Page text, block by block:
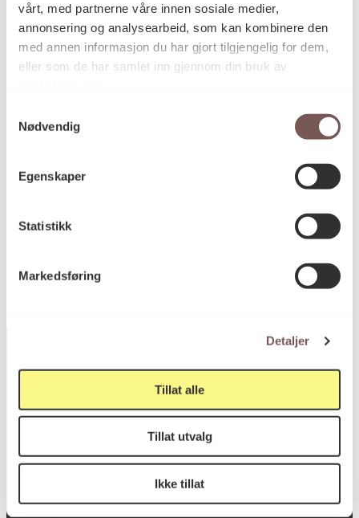
vårt, med partnerne våre innen sosiale medier,
annonsering og analysearbeid, som kan kombinere den
med annen informasjon du har gjort tilgjengelig for dem,
eller som de har samlet inn gjennom din bruk av
Nødvendig
Egenskaper
Statistikk
Markedsføring
Detaljer
Tillat alle
Tillat utvalg
Ikke tillat
Teknikk og
materiale
Akvarell og fargeblyant på papir
Mål
Reference
Postadresse
Postboks 6994
0130 Oslo